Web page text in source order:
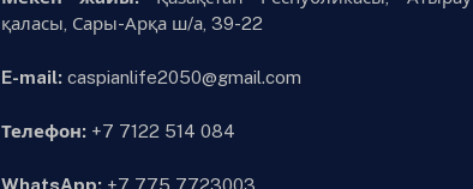
қаласы, Сары-Арқа ш/а, 39-22
E-mail: caspianlife2050@gmail.com
Телефон: +7 7122 514 084